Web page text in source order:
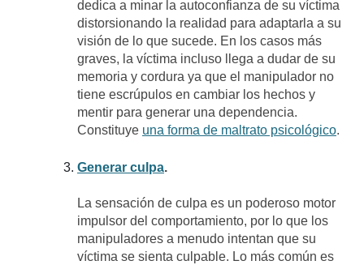
dedica a minar la autoconfianza de su víctima
distorsionando la realidad para adaptarla a su
visión de lo que sucede. En los casos más
graves, la víctima incluso llega a dudar de su
memoria y cordura ya que el manipulador no
tiene escrúpulos en cambiar los hechos y
mentir para generar una dependencia.
Constituye una forma de maltrato psicológico.
Generar culpa.
La sensación de culpa es un poderoso motor
impulsor del comportamiento, por lo que los
manipuladores a menudo intentan que su
víctima se sienta culpable. Lo más común es